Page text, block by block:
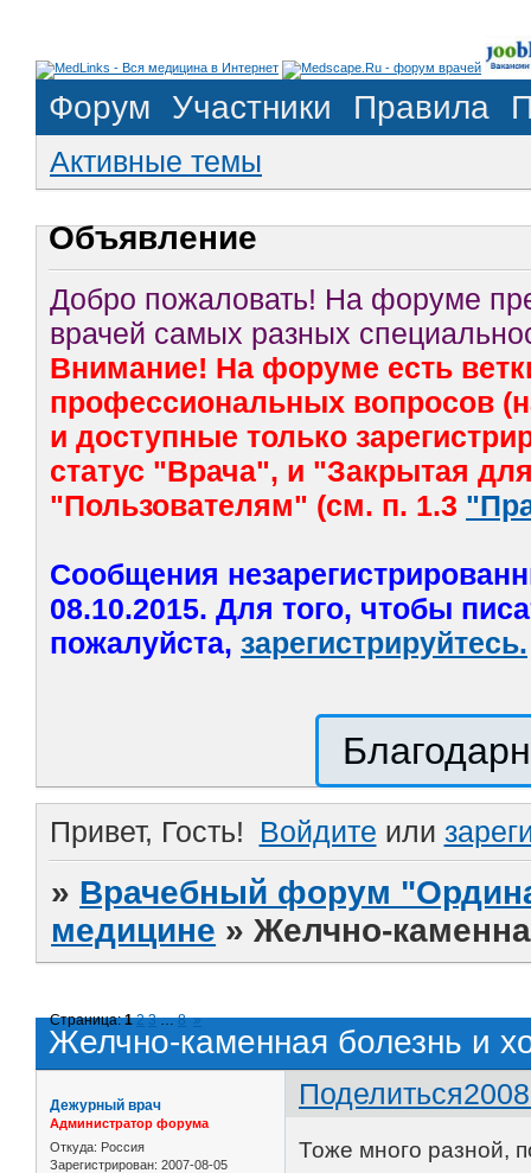
Форум Участники Правила
Активные темы
Объявление
Добро пожаловать! На форуме
врачей самых разных
Внимание! На форуме есть
профессиональных вопросов
и доступные только
статус "Врача", и "Закрытая
"Пользователям" (см. п. 1.3
Сообщения
08.10.2015. Для того, чтобы
пожалуйста, зарегистрируйтесь.
Привет, Гость! Войдите или
» Врачебный форум
медицине »Желчно-
Желчно-каменная болезнь и
Страница:1 2 3 … 8 »
Поделиться
Дежурный врач
Администратор форума
Откуда: Россия
Зарегистрирован: 2007-08-05
Тоже много разной,